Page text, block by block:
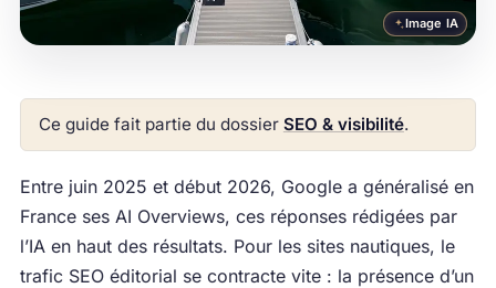
Image IA
Ce guide fait partie du dossier SEO & visibilité.
Entre juin 2025 et début 2026, Google a généralisé en
France ses AI Overviews, ces réponses rédigées par
l’IA en haut des résultats. Pour les sites nautiques, le
trafic SEO éditorial se contracte vite : la présence d’un